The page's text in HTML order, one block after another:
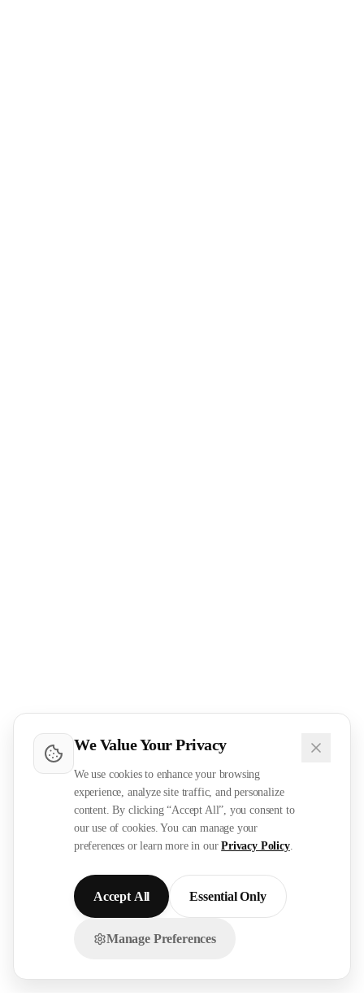
We Value Your Privacy
We use cookies to enhance your browsing
experience, analyze site traffic, and personalize
content. By clicking “Accept All”, you consent to
our use of cookies. You can manage your
preferences or learn more in our Privacy Policy.
Accept All Essential Only
Manage Preferences